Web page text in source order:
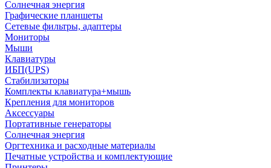
Солнечная энергия
Графические планшеты
Сетевые фильтры, адаптеры
Мониторы
Мыши
Клавиатуры
ИБП(UPS)
Стабилизаторы
Комплекты клавиатура+мышь
Крепления для мониторов
Аксессуары
Портативные генераторы
Солнечная энергия
Оргтехника и расходные материалы
Печатные устройства и комплектующие